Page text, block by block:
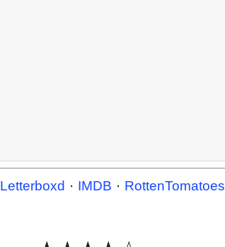
Letterboxd · IMDB · RottenTomatoes